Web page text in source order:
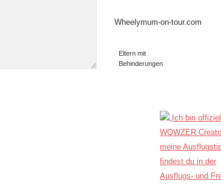
Wheelymum-on-tour.com
Eltern mit
Behinderungen